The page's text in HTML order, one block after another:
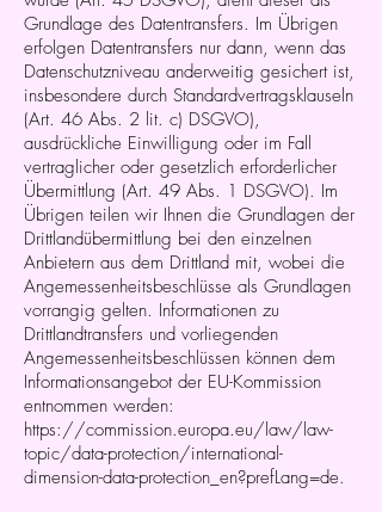
Grundlage des Datentransfers. Im Übrigen
erfolgen Datentransfers nur dann, wenn das
Datenschutzniveau anderweitig gesichert ist,
insbesondere durch Standardvertragsklauseln
(Art. 46 Abs. 2 lit. c) DSGVO),
ausdrückliche Einwilligung oder im Fall
vertraglicher oder gesetzlich erforderlicher
Übermittlung (Art. 49 Abs. 1 DSGVO). Im
Übrigen teilen wir Ihnen die Grundlagen der
Drittlandübermittlung bei den einzelnen
Anbietern aus dem Drittland mit, wobei die
Angemessenheitsbeschlüsse als Grundlagen
vorrangig gelten. Informationen zu
Drittlandtransfers und vorliegenden
Angemessenheitsbeschlüssen können dem
Informationsangebot der EU-Kommission
entnommen werden:
https://commission.europa.eu/law/law-
topic/data-protection/international-
dimension-data-protection_en?prefLang=de.